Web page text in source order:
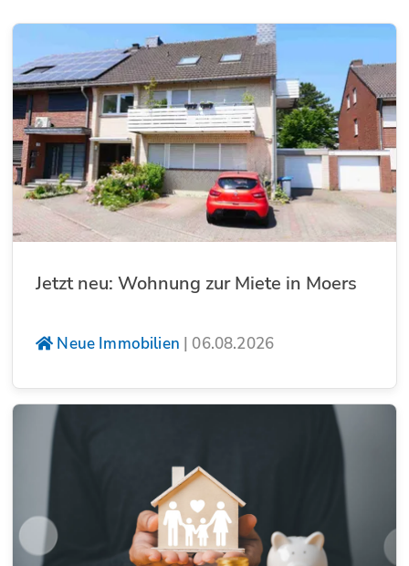
Jetzt neu: Wohnung zur Miete in Moers
Neue Immobilien | 06.08.2026